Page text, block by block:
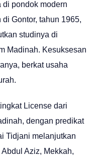
di pondok modern
Gontor, tahun 1965,
studinya di
Madinah. Kesuksesan
berkat usaha
License dari
dengan predikat
Tidjani melanjutkan
Aziz, Mekkah,